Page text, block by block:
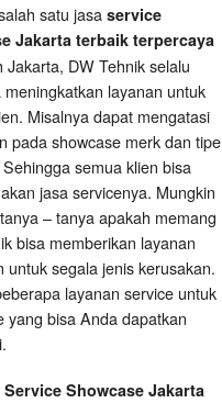
satu jasaservice
Jakarta terbaik terpercaya
Jakarta, DW Tehnik selalu
layanan untuk
Misalnya dapat mengatasi
pada showcase merk dan tipe
semua klien bisa
jasa servicenya. Mungkin
– tanya apakah memang
bisa memberikan layanan
untuk segala jenis kerusakan.
layanan service untuk
yang bisa Anda dapatkan
Service Showcase Jakarta